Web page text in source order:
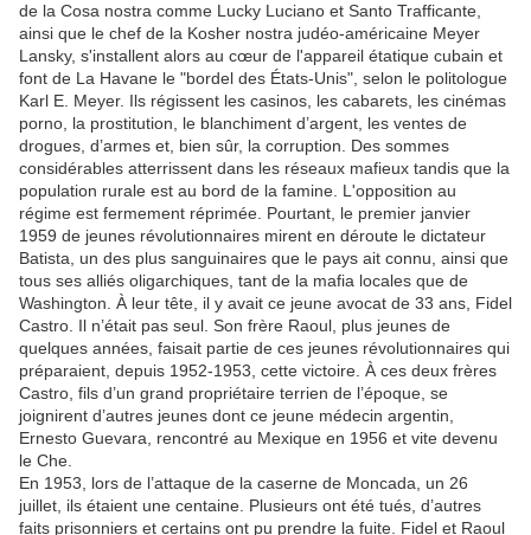
de la Cosa nostra comme Lucky Luciano et Santo Trafficante,
ainsi que le chef de la Kosher nostra judéo-américaine Meyer
Lansky, s'installent alors au cœur de l'appareil étatique cubain et
font de La Havane le "bordel des États-Unis", selon le politologue
Karl E. Meyer. Ils régissent les casinos, les cabarets, les cinémas
porno, la prostitution, le blanchiment d’argent, les ventes de
drogues, d’armes et, bien sûr, la corruption. Des sommes
considérables atterrissent dans les réseaux mafieux tandis que la
population rurale est au bord de la famine. L'opposition au
régime est fermement réprimée. Pourtant, le premier janvier
1959 de jeunes révolutionnaires mirent en déroute le dictateur
Batista, un des plus sanguinaires que le pays ait connu, ainsi que
tous ses alliés oligarchiques, tant de la mafia locales que de
Washington. À leur tête, il y avait ce jeune avocat de 33 ans, Fidel
Castro. Il n’était pas seul. Son frère Raoul, plus jeunes de
quelques années, faisait partie de ces jeunes révolutionnaires qui
préparaient, depuis 1952-1953, cette victoire. À ces deux frères
Castro, fils d’un grand propriétaire terrien de l’époque, se
joignirent d’autres jeunes dont ce jeune médecin argentin,
Ernesto Guevara, rencontré au Mexique en 1956 et vite devenu
le Che.
En 1953, lors de l’attaque de la caserne de Moncada, un 26
juillet, ils étaient une centaine. Plusieurs ont été tués, d’autres
faits prisonniers et certains ont pu prendre la fuite. Fidel et Raoul